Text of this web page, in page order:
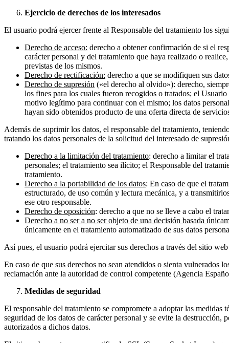
Ejercicio de derechos de los interesados
El usuario podrá ejercer frente al Responsable del tratamiento los
Derecho de acceso: derecho a obtener confirmación de si el
carácter personal y del tratamiento que haya realizado o
previstas de los mismos.
Derecho de rectificación: derecho a que se modifiquen sus
Derecho de supresión («el derecho al olvido»): derecho,
los fines para los cuales fueron recogidos o tratados; el
motivo legítimo para continuar con el mismo; los datos
hayan sido obtenidos producto de una oferta directa de
Además de suprimir los datos, el responsable del tratamiento,
tratando los datos personales de la solicitud del interesado de
Derecho a la limitación del tratamiento: derecho a limitar el
personales; el tratamiento sea ilícito; el Responsable del
tratamiento.
Derecho a la portabilidad de los datos: En caso de que el
estructurado, de uso común y lectura mecánica, y a
ese otro responsable.
Derecho de oposición: derecho a que no se lleve a cabo el
Derecho a no ser a no ser objeto de una decisión basada
únicamente en el tratamiento automatizado de sus datos
Así pues, el usuario podrá ejercitar sus derechos a través del sitio
En caso de que sus derechos no sean atendidos o sienta vulnerados
reclamación ante la autoridad de control competente (Agencia
Medidas de seguridad
El responsable del tratamiento se compromete a adoptar las
seguridad de los datos de carácter personal y se evite la
autorizados a dichos datos.